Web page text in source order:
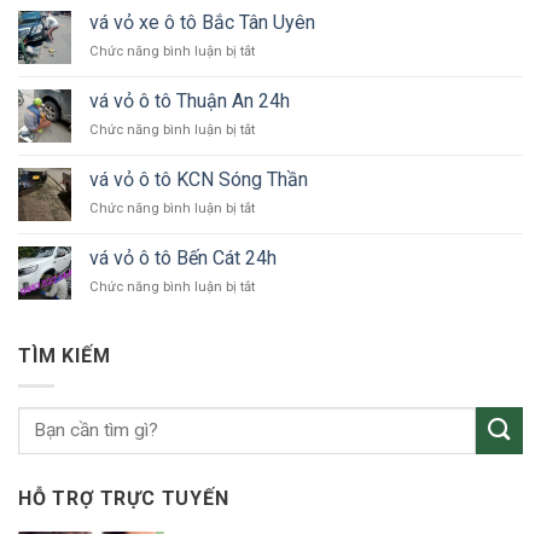
vỏ
xe
ô
KCN
vá vỏ xe ô tô Bắc Tân Uyên
Chức năng bình luận bị tắtở
vỏ
xe
ô
Bắc
Tân
Uyên
vá vỏ ô tô Thuận An 24h
Chức năng bình luận bị tắtở
ô
tô
An
vá vỏ ô tô KCN Sóng Thần
Chức năng bình luận bị tắtở
vỏ
ô
tô
vá vỏ ô tô Bến Cát 24h
Chức năng bình luận bị tắtở
Cát
TÌM KIẾM
HỖ TRỢ TRỰC TUYẾN